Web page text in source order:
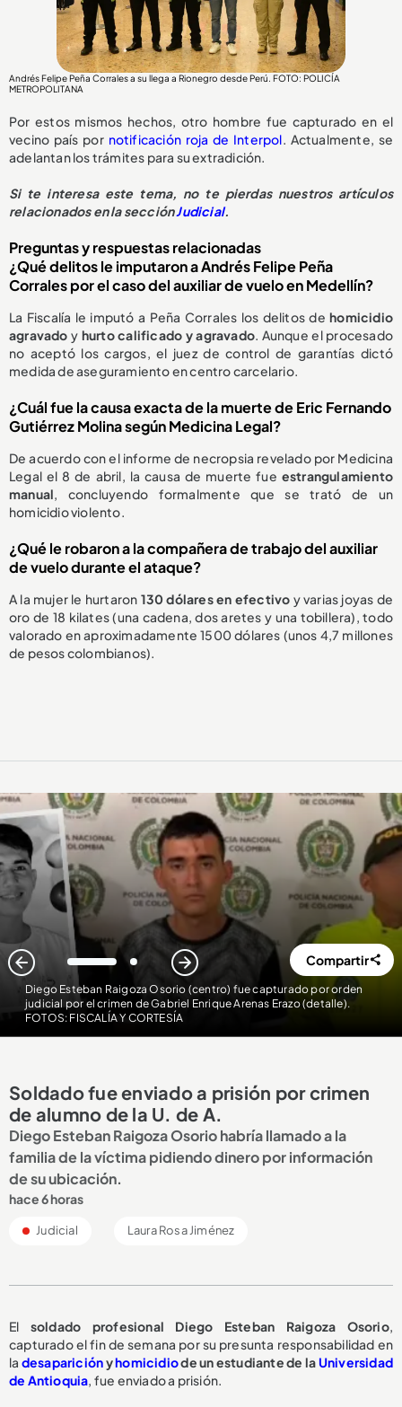
Andrés Felipe Peña Corrales a su llega a Rionegro desde Perú. FOTO: POLICÍA
METROPOLITANA
Por estos mismos hechos, otro hombre fue capturado en el
vecino país por notificación roja de Interpol. Actualmente, se
adelantan los trámites para su extradición.
Si te interesa este tema, no te pierdas nuestros artículos
relacionados en la secciónJudicial.
Preguntas y respuestas relacionadas
¿Qué delitos le imputaron a Andrés Felipe Peña
Corrales por el caso del auxiliar de vuelo en Medellín?
La Fiscalía le imputó a Peña Corrales los delitos dehomicidio
agravado y hurto calificado y agravado. Aunque el procesado
no aceptó los cargos, el juez de control de garantías dictó
medida de aseguramiento en centro carcelario.
¿Cuál fue la causa exacta de la muerte de Eric Fernando
Gutiérrez Molina según Medicina Legal?
De acuerdo con el informe de necropsia revelado por Medicina
Legal el 8 de abril, la causa de muerte fue estrangulamiento
manual, concluyendo formalmente que se trató de un
homicidio violento.
¿Qué le robaron a la compañera de trabajo del auxiliar
de vuelo durante el ataque?
A la mujer le hurtaron 130 dólares en efectivo y varias joyas de
oro de 18 kilates (una cadena, dos aretes y una tobillera), todo
valorado en aproximadamente 1500 dólares (unos 4,7 millones
de pesos colombianos).
Diego Esteban Raigoza Osorio (centro) fue capturado por orden
judicial por el crimen de Gabriel Enrique Arenas Erazo (detalle).
FOTOS: FISCALÍA Y CORTESÍA
1 2 Compartir
Soldado fue enviado a prisión por crimen
de alumno de la U. de A.
Diego Esteban Raigoza Osorio habría llamado a la
familia de la víctima pidiendo dinero por información
de su ubicación.
hace 6 horas
Judicial Laura Rosa Jiménez
El soldado profesional Diego Esteban Raigoza Osorio,
capturado el fin de semana por su presunta responsabilidad en
la desapariciónyhomicidiode un estudiante de laUniversidad
de Antioquia, fue enviado a prisión.